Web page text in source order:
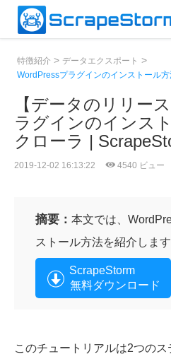
特徴紹介 > データエクスポート >
WordPressプラグインのインストール
【データのリリー
ラグインのインス
クローラ |
2019-12-02 16:13:22 4540 ビュー
摘要： 本文では、
ストール方法を紹介します
ScrapeStorm
無料ダウンロード
このチュートリアルは2つの